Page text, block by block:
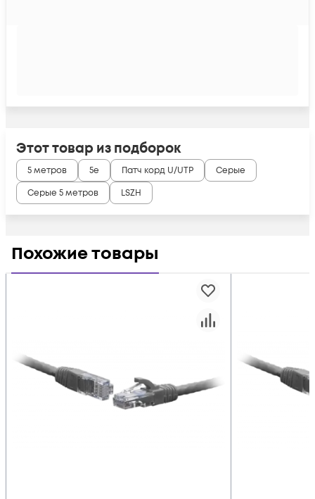
Этот товар из подборок
5 метров 5e Патч корд U/UTP
Серые
Серые 5 метров
LSZH
Похожие товары